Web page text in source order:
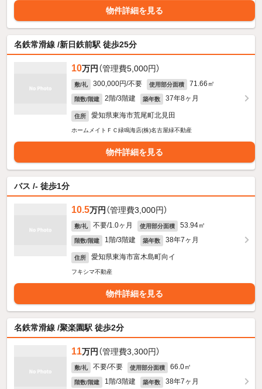
物件詳細を見る
名鉄常滑線 /新日鉄前駅 徒歩25分
10万円 （管理費5,000円）
敷/礼 300,000円/不要 使用部分面積 71.66㎡
階数/階建 2階/3階建 築年数 37年8ヶ月
住所 愛知県東海市荒尾町北見田
ホームメイトＦＣ緑鳴海店(株)名古屋緑不動産
物件詳細を見る
バス /- 徒歩1分
10.5万円 （管理費3,000円）
敷/礼 不要/1.0ヶ月 使用部分面積 53.94㎡
階数/階建 1階/3階建 築年数 38年7ヶ月
住所 愛知県東海市富木島町向イ
フキシマ不動産
物件詳細を見る
名鉄常滑線 /聚楽園駅 徒歩2分
11万円 （管理費3,300円）
敷/礼 不要/不要 使用部分面積 66.0㎡
階数/階建 1階/3階建 築年数 38年7ヶ月